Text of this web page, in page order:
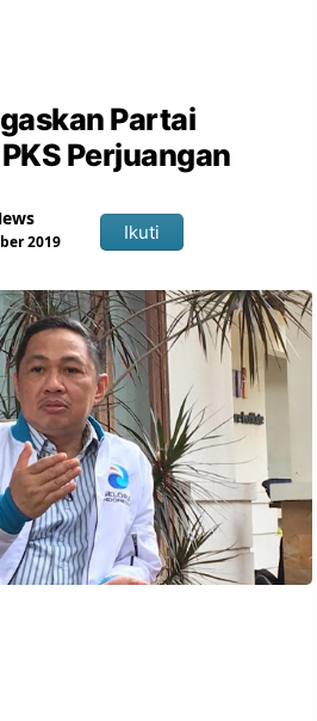
Partai
Perjuangan
2019 Ikuti